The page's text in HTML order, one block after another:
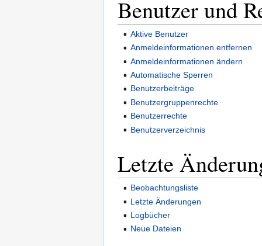
Benutzer und
Aktive Benutzer
Anmeldeinformationen entfernen
Anmeldeinformationen ändern
Automatische Sperren
Benutzerbeiträge
Benutzergruppenrechte
Benutzerrechte
Benutzerverzeichnis
Letzte
Beobachtungsliste
Letzte Änderungen
Logbücher
Neue Dateien